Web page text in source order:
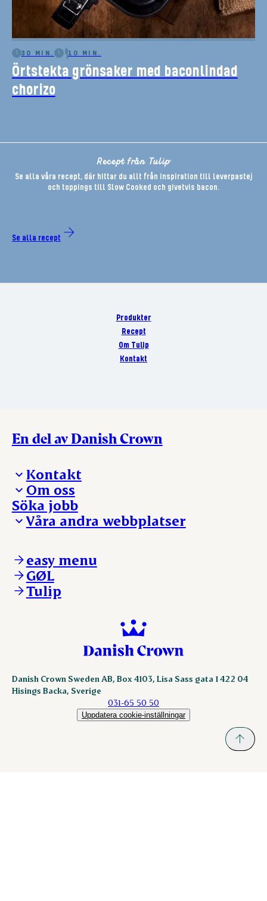
30 MIN. 10 MIN.
Örtstekta grönsaker med baconlindad
chorizo
Recept från Tulip
Se alla våra recept, där hittar du allt från inspiration till leverpastej
och toppings till Slow Cooked och givetvis bacon.
Se alla recept
Produkter
Recept
Om Tulip
Kontakt
En del av Danish Crown
Kontakt
Presskontakt – För dig som är journalist
Reklamation
Visselblåsning
Om oss
Vi tar ledningen
Våra ställen
Söka jobb
Våra andra webbplatser
ESS-FOOD.com
KLS.se
nordicspoor.com
easy menu
GØL
Tulip
Danish Crown Sweden AB, Box 4103, Lisa Sass gata 1 422 04
Hisings Backa, Sverige
031-65 50 50
Uppdatera cookie-inställningar